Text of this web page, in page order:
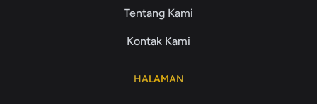
Tentang Kami
Kontak Kami
HALAMAN